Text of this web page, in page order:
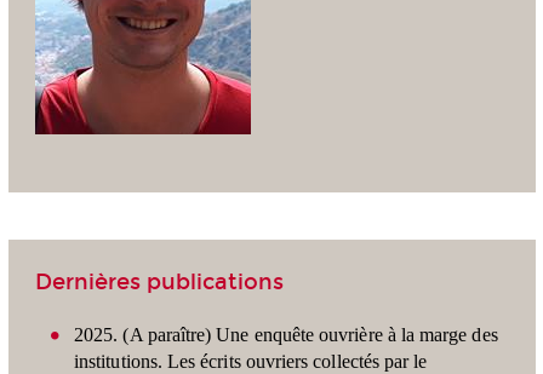
Dernières publications
2025. (A paraître) Une enquête ouvrière à la marge des
institutions. Les écrits ouvriers collectés par le